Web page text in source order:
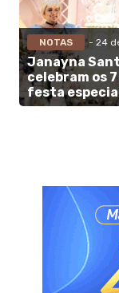
NOTAS - 24
Janayna
celebram os
festa